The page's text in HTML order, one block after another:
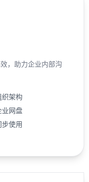
，助力企业内部沟
架构
网盘
使用